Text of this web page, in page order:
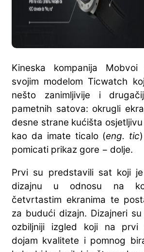
Kineska kompanija
svojim modelom Ticwatch
nešto zanimljivije i
pametnih satova: okrugli
desne strane kućišta osjetljivu
kao da imate ticalo (eng. tic
pomicati prikaz gore − dolje.
Prvi su predstavili sat koji
dizajnu u odnosu na
četvrtastim ekranima te
za budući dizajn. Dizajneri
ozbiljniji izgled koji na prvi
dojam kvalitete i pomnog